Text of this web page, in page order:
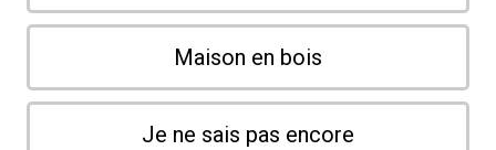
Maison en bois
Je ne sais pas encore